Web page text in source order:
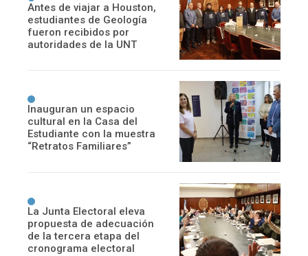
Antes de viajar a Houston,
estudiantes de Geología
fueron recibidos por
autoridades de la UNT
Inauguran un espacio
cultural en la Casa del
Estudiante con la muestra
“Retratos Familiares”
La Junta Electoral eleva
propuesta de adecuación
de la tercera etapa del
cronograma electoral